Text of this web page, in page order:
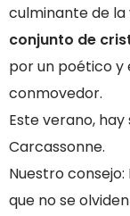
culminante de la
conjunto de
por un poético y
conmovedor.
Este verano,
Carcassonne.
Nuestro consejo:
que no se